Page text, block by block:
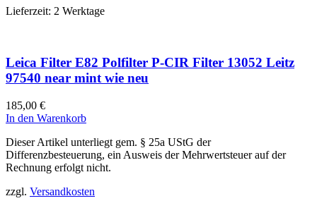
Lieferzeit: 2 Werktage
Leica Filter E82 Polfilter P-CIR Filter 13052 Leitz
97540 near mint wie neu
185,00 €
In den Warenkorb
Dieser Artikel unterliegt gem. § 25a UStG der
Differenzbesteuerung, ein Ausweis der Mehrwertsteuer auf der
Rechnung erfolgt nicht.
zzgl. Versandkosten